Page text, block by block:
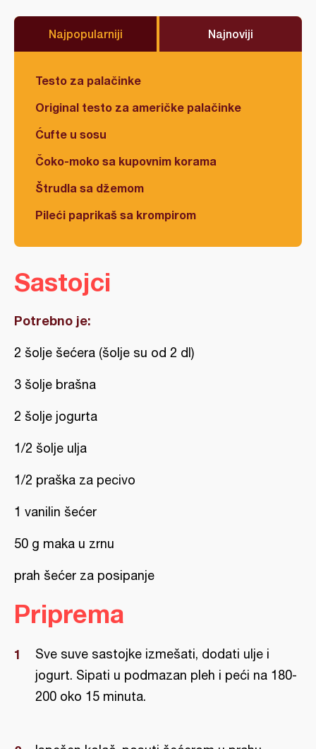
Najpopularniji Najnoviji
Testo za palačinke
Original testo za američke palačinke
Ćufte u sosu
Čoko-moko sa kupovnim korama
Štrudla sa džemom
Pileći paprikaš sa krompirom
Sastojci
Potrebno je:
2 šolje šećera (šolje su od 2 dl)
3 šolje brašna
2 šolje jogurta
1/2 šolje ulja
1/2 praška za pecivo
1 vanilin šećer
50 g maka u zrnu
prah šećer za posipanje
Priprema
Sve suve sastojke izmešati, dodati ulje i
jogurt. Sipati u podmazan pleh i peći na 180-
200 oko 15 minuta.